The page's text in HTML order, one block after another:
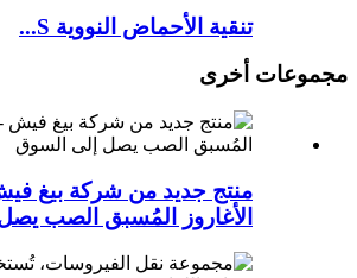
تنقية الأحماض النووية S...
مجموعات أخرى
منتج جديد من شركة بيغ
الأغاروز المُسبق الصب